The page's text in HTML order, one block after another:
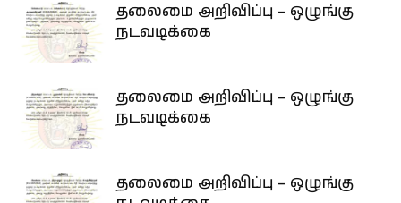
தலைமை அறிவிப்பு – ஒழுங்கு
நடவடிக்கை
தலைமை அறிவிப்பு – ஒழுங்கு
நடவடிக்கை
தலைமை அறிவிப்பு – ஒழுங்கு